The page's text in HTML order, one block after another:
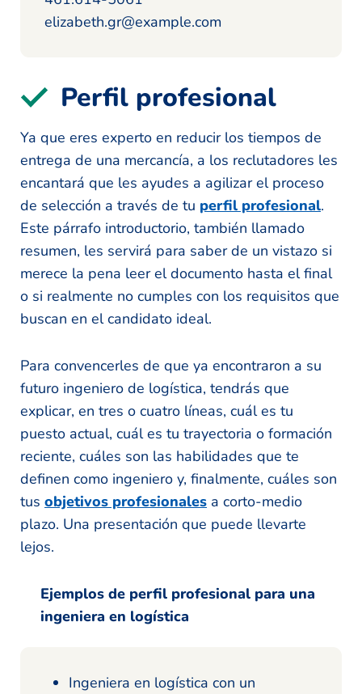
elizabeth.gr@example.com
Perfil profesional
Ya que eres experto en reducir los tiempos de
entrega de una mercancía, a los reclutadores les
encantará que les ayudes a agilizar el proceso
de selección a través de tu perfil profesional.
Este párrafo introductorio, también llamado
resumen, les servirá para saber de un vistazo si
merece la pena leer el documento hasta el final
o si realmente no cumples con los requisitos que
buscan en el candidato ideal.
Para convencerles de que ya encontraron a su
futuro ingeniero de logística, tendrás que
explicar, en tres o cuatro líneas, cuál es tu
puesto actual, cuál es tu trayectoria o formación
reciente, cuáles son las habilidades que te
definen como ingeniero y, finalmente, cuáles son
tus objetivos profesionales a corto-medio
plazo. Una presentación que puede llevarte
lejos.
Ejemplos de perfil profesional para una
ingeniera en logística
Ingeniera en logística con un